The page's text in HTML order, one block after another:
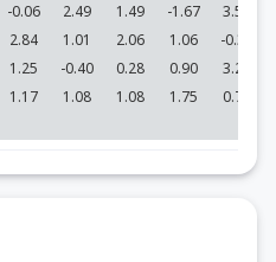
-0.06 2.49 1.49 -1.67 3.55
2.84 1.01 2.06 1.06 -0.38
1.25 -0.40 0.28 0.90 3.26
1.17 1.08 1.08 1.75 0.74